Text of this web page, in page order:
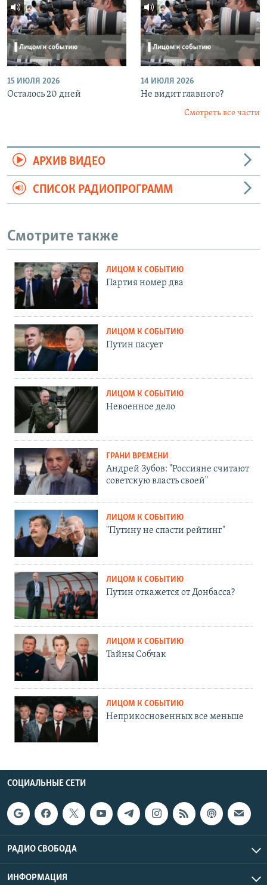
15 ИЮЛЯ 2026
Осталось 20 дней
14 ИЮЛЯ 2026
Не видит главного?
Смотреть все части
АРХИВ ВИДЕО
СПИСОК РАДИОПРОГРАММ
Смотрите также
ЛИЦОМ К СОБЫТИЮ
Партия номер два
ЛИЦОМ К СОБЫТИЮ
Путин пасует
ЛИЦОМ К СОБЫТИЮ
Невоенное дело
ГРАНИ ВРЕМЕНИ
Андрей Зубов: "Россияне считают
советскую власть своей"
ЛИЦОМ К СОБЫТИЮ
"Путину не спасти рейтинг"
ЛИЦОМ К СОБЫТИЮ
Путин откажется от Донбасса?
ЛИЦОМ К СОБЫТИЮ
Тайны Собчак
ЛИЦОМ К СОБЫТИЮ
Неприкосновенных все меньше
СОЦИАЛЬНЫЕ СЕТИ
РАДИО СВОБОДА
ИНФОРМАЦИЯ